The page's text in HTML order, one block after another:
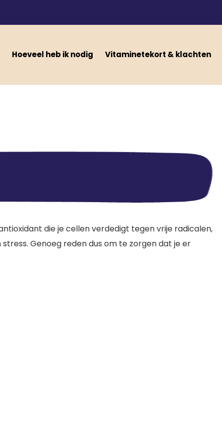
Hoeveel heb ik nodig Vitaminetekort & klachten
die je cellen verdedigt tegen vrije radicalen,
Genoeg reden dus om te zorgen dat je er